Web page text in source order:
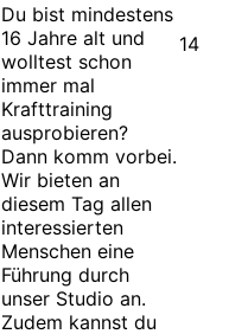
Du bist mindestens
16 Jahre alt und
wolltest schon
immer mal
Krafttraining
ausprobieren?
Dann komm vorbei.
Wir bieten an
diesem Tag allen
interessierten
Menschen eine
Führung durch
unser Studio an.
Zudem kannst du
14